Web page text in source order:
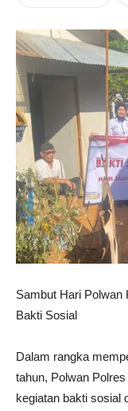
Sambut Hari Polwan
Bakti Sosial
Dalam rangka
tahun, Polwan
kegiatan bakti sosial